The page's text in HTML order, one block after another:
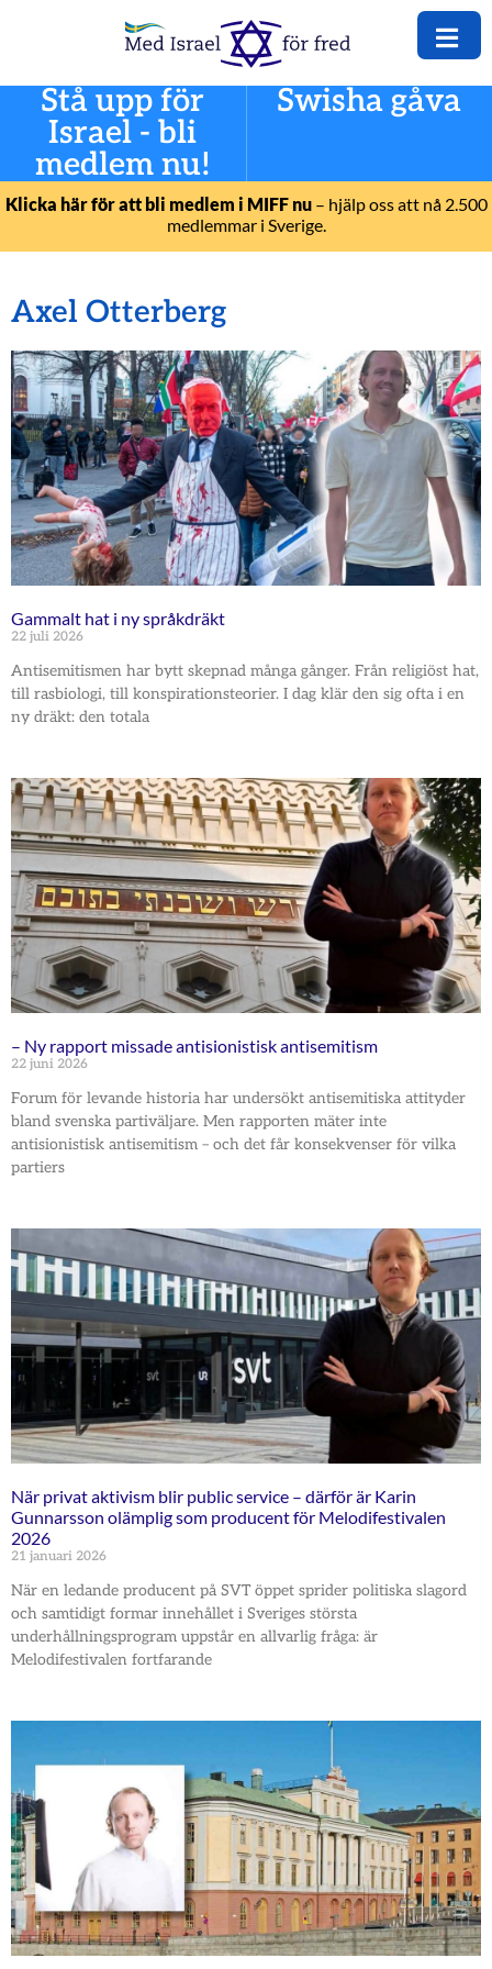
Stå upp för
Israel - bli
medlem nu!
Swisha gåva
Klicka här för att bli medlem i MIFF nu– hjälp oss att nå 2.500
medlemmar i Sverige.
Axel Otterberg
Gammalt hat i ny språkdräkt
22 juli 2026
Antisemitismen har bytt skepnad många gånger. Från religiöst hat,
till rasbiologi, till konspirationsteorier. I dag klär den sig ofta i en
ny dräkt: den totala
– Ny rapport missade antisionistisk antisemitism
22 juni 2026
Forum för levande historia har undersökt antisemitiska attityder
bland svenska partiväljare. Men rapporten mäter inte
antisionistisk antisemitism – och det får konsekvenser för vilka
partiers
När privat aktivism blir public service – därför är Karin
Gunnarsson olämplig som producent för Melodifestivalen
2026
21 januari 2026
När en ledande producent på SVT öppet sprider politiska slagord
och samtidigt formar innehållet i Sveriges största
underhållningsprogram uppstår en allvarlig fråga: är
Melodifestivalen fortfarande